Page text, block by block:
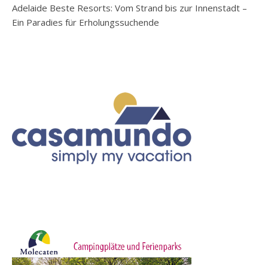
Adelaide Beste Resorts: Vom Strand bis zur Innenstadt –
Ein Paradies für Erholungssuchende